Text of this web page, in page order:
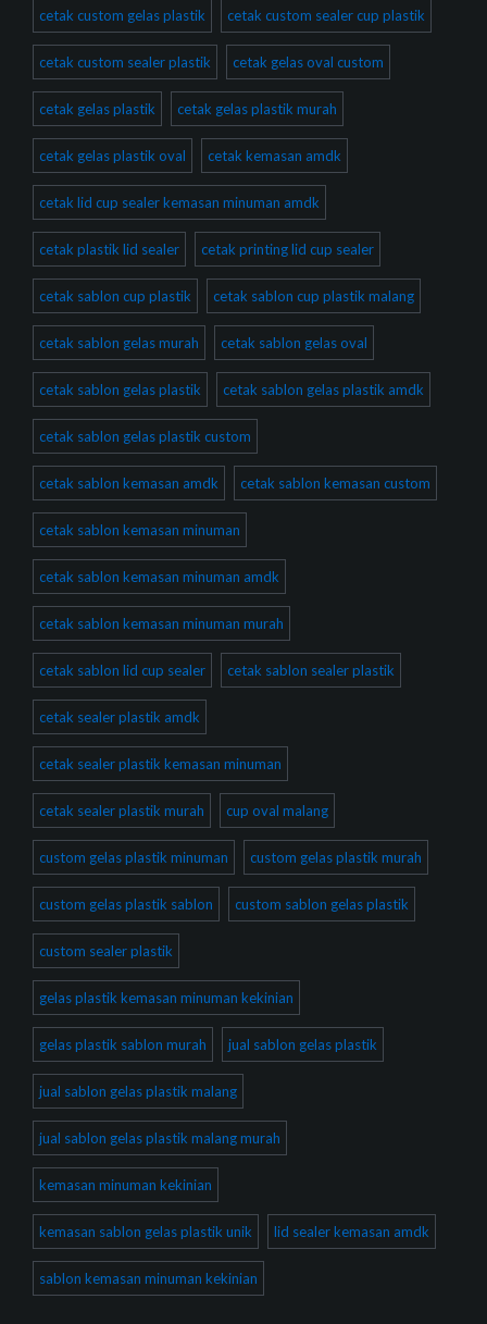
cetak custom gelas plastik cetak custom sealer cup plastik
cetak custom sealer plastik cetak gelas oval custom
cetak gelas plastik cetak gelas plastik murah
cetak gelas plastik oval cetak kemasan amdk
cetak lid cup sealer kemasan minuman amdk
cetak plastik lid sealer cetak printing lid cup sealer
cetak sablon cup plastik cetak sablon cup plastik malang
cetak sablon gelas murah cetak sablon gelas oval
cetak sablon gelas plastik cetak sablon gelas plastik amdk
cetak sablon gelas plastik custom
cetak sablon kemasan amdk cetak sablon kemasan custom
cetak sablon kemasan minuman
cetak sablon kemasan minuman amdk
cetak sablon kemasan minuman murah
cetak sablon lid cup sealer cetak sablon sealer plastik
cetak sealer plastik amdk
cetak sealer plastik kemasan minuman
cetak sealer plastik murah cup oval malang
custom gelas plastik minuman custom gelas plastik murah
custom gelas plastik sablon custom sablon gelas plastik
custom sealer plastik
gelas plastik kemasan minuman kekinian
gelas plastik sablon murah jual sablon gelas plastik
jual sablon gelas plastik malang
jual sablon gelas plastik malang murah
kemasan minuman kekinian
kemasan sablon gelas plastik unik lid sealer kemasan amdk
sablon kemasan minuman kekinian